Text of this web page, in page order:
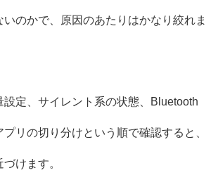
のかで、原因のあたりはかなり絞れま
設定、サイレント系の状態、Bluetooth
リの切り分けという順で確認すると、
けます。